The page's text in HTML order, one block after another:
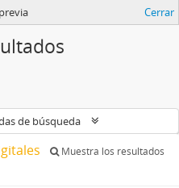
Cerrar
de búsqueda
Muestra los resultados